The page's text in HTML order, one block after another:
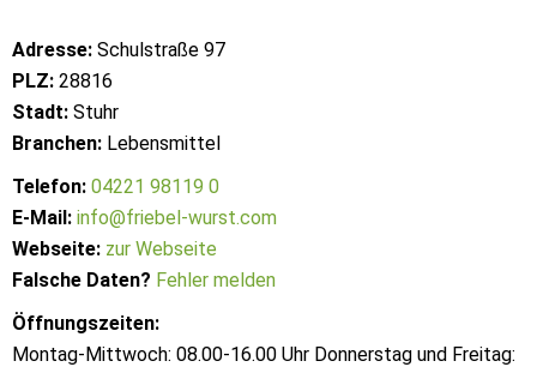
Adresse: Schulstraße 97
PLZ: 28816
Stadt: Stuhr
Branchen: Lebensmittel
Telefon: 04221 98119 0
E-Mail: info@friebel-wurst.com
Webseite: zur Webseite
Falsche Daten? Fehler melden
Öffnungszeiten:
Montag-Mittwoch: 08.00-16.00 Uhr Donnerstag und Freitag: